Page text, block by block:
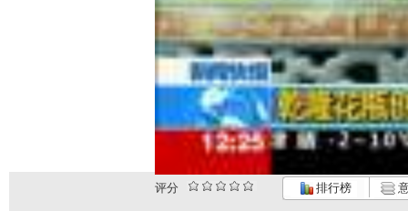
评分 排行榜